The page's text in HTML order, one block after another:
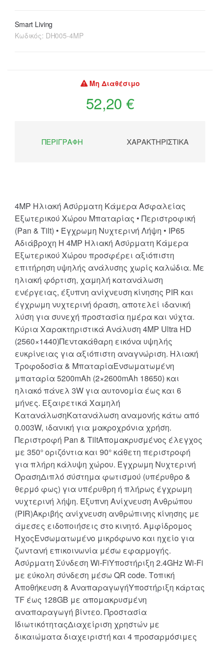
Smart Living
Κωδικός: DH005-4MP
Μη Διαθέσιμο
52,20 €
ΠΕΡΙΓΡΑΦΉ ΧΑΡΑΚΤΗΡΙΣΤΙΚΆ
4MP Ηλιακή Ασύρματη Κάμερα Ασφαλείας
Εξωτερικού Χώρου Μπαταρίας • Περιστροφική
(Pan & Tilt) • Έγχρωμη Νυχτερινή Λήψη • IP65
Αδιάβροχη Η 4MP Ηλιακή Ασύρματη Κάμερα
Εξωτερικού Χώρου προσφέρει αξιόπιστη
επιτήρηση υψηλής ανάλυσης χωρίς καλώδια. Με
ηλιακή φόρτιση, χαμηλή κατανάλωση
ενέργειας, έξυπνη ανίχνευση κίνησης PIR και
έγχρωμη νυχτερινή όραση, αποτελεί ιδανική
λύση για συνεχή προστασία ημέρα και νύχτα.
Κύρια Χαρακτηριστικά Ανάλυση 4MP Ultra HD
(2560×1440)Πεντακάθαρη εικόνα υψηλής
ευκρίνειας για αξιόπιστη αναγνώριση. Ηλιακή
Τροφοδοσία & ΜπαταρίαΕνσωματωμένη
μπαταρία 5200mAh (2×2600mAh 18650) και
ηλιακό πάνελ 3W για αυτονομία έως και 6
μήνες. Εξαιρετικά Χαμηλή
ΚατανάλωσηΚατανάλωση αναμονής κάτω από
0.003W, ιδανική για μακροχρόνια χρήση.
Περιστροφή Pan & TiltΑπομακρυσμένος έλεγχος
με 350° οριζόντια και 90° κάθετη περιστροφή
για πλήρη κάλυψη χώρου. Έγχρωμη Νυχτερινή
ΌρασηΔιπλό σύστημα φωτισμού (υπέρυθρο &
θερμό φως) για υπέρυθρη ή πλήρως έγχρωμη
νυχτερινή λήψη. Έξυπνη Ανίχνευση Ανθρώπου
(PIR)Ακριβής ανίχνευση ανθρώπινης κίνησης με
άμεσες ειδοποιήσεις στο κινητό. Αμφίδρομος
ΉχοςΕνσωματωμένο μικρόφωνο και ηχείο για
ζωντανή επικοινωνία μέσω εφαρμογής.
Ασύρματη Σύνδεση Wi-FiΥποστήριξη 2.4GHz Wi-Fi
με εύκολη σύνδεση μέσω QR code. Τοπική
Αποθήκευση & ΑναπαραγωγήΥποστήριξη κάρτας
TF έως 128GB με απομακρυσμένη
αναπαραγωγή βίντεο. Προστασία
ΙδιωτικότηταςΔιαχείριση χρηστών με
δικαιώματα διαχειριστή και 4 προσαρμόσιμες